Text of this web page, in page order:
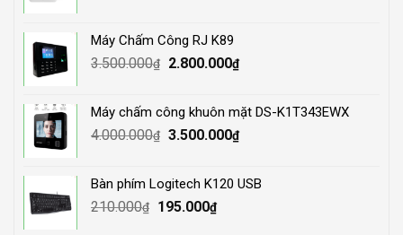
1.500.000₫.
Máy Chấm Công RJ K89
3.500.000₫
Original
3.500.000₫.
2.800.000₫Current
2.800.000₫.
Máy chấm công khuôn mặt DS-K1T343EWX
4.000.000₫ Original
4.000.000₫.
3.500.000₫Current
3.500.000₫.
Bàn phím Logitech K120 USB
210.000₫
Original
195.000₫Current